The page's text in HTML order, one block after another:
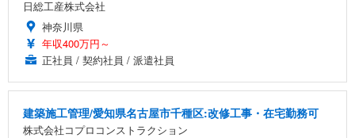
日総工産株式会社
神奈川県
年収400万円～
正社員 / 契約社員 / 派遣社員
建築施工管理/愛知県名古屋市千種区:改修工事・在宅勤務可
株式会社コプロコンストラクション